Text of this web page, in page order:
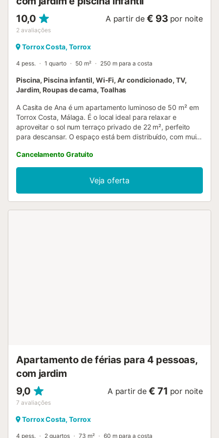
10,0
2 avaliações
A partir de € 93 por noite
Torrox Costa, Torrox
4 pess. 1 quarto 50 m² 250 m para a costa
Piscina, Piscina infantil, Wi-Fi, Ar condicionado, TV,
Jardim, Roupas de cama, Toalhas
A Casita de Ana é um apartamento luminoso de 50 m² em
Torrox Costa, Málaga. É o local ideal para relaxar e
aproveitar o sol num terraço privado de 22 m², perfeito
para descansar. O espaço está bem distribuído, com muita
vosso conforto. Perfeito para 2 pessoas ou uma família
com 2 crianças, graças ao amplo sofá-cama na sala.
Dispõe de Wi-Fi, ar condicionado e estacionamento fácil.
Têm acesso a uma piscina exterior comunitária com
cloração salina, ideal para peles sensíveis e adaptada para
Cancelamento Gratuito
Veja oferta
Apartamento de férias para 4 pessoas,
com jardim
9,0
7 avaliações
A partir de € 71 por noite
Torrox Costa, Torrox
4 pess. 2 quartos 73 m² 60 m para a costa